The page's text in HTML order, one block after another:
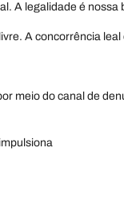
A legalidade é nossa
A concorrência
meio do canal de